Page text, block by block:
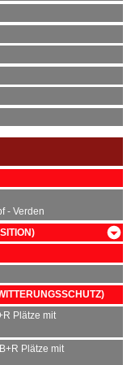
- Verden
/ C
/ A
/ A
Plätze mit
B+R Plätze mit